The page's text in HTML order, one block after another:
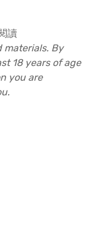
讀
materials. By
18 years of age
you are